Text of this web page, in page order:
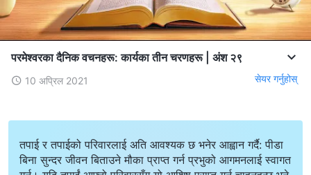
परमेश्‍वरका दैनिक वचनहरू: कार्यका तीन चरणहरू | अंश २९
10 अप्रिल 2021 सेयर गर्नुहोस्
तपाई र तपाईको परिवारलाई अति आवश्यक छ भनेर आह्वान गर्दै: पीडा
बिना सुन्दर जीवन बिताउने मौका प्राप्त गर्न प्रभुको आगमनलाई स्वागत